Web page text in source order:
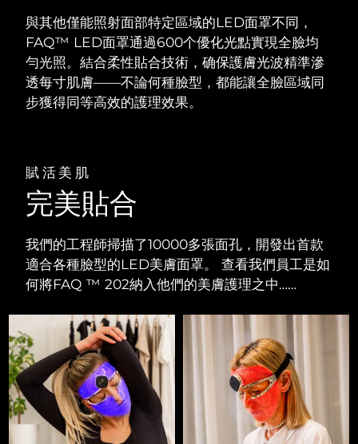
與其他僅能照射面部特定區域的LED面罩不同，
FAQ™ LED面罩通過600个優化光點實現全臉均
勻光照。結合柔性貼合技術，确保護膚光波精準滲
透每寸肌膚——不論何種臉型，都能讓全臉區域同
步獲得同等高效的護理效果。
賦活美肌
完美貼合
我們的工程師掃描了10000多張面孔，開發出首款
適合各種臉型的LED美膚面罩。 查看我們員工是如
何將FAQ ™ 202納入他們的美膚護理之中……